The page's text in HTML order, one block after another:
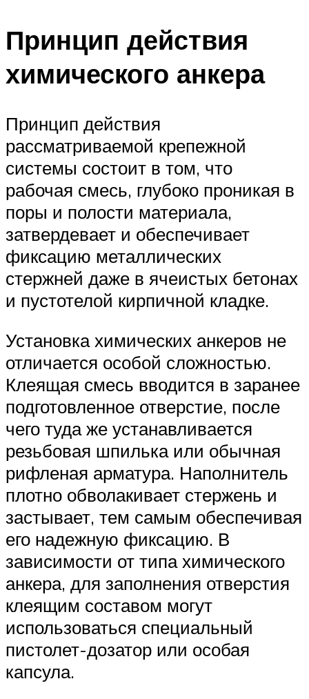
Принцип действия
химического анкера
Принцип действия
рассматриваемой крепежной
системы состоит в том, что
рабочая смесь, глубоко проникая в
поры и полости материала,
затвердевает и обеспечивает
фиксацию металлических
стержней даже в ячеистых бетонах
и пустотелой кирпичной кладке.
Установка химических анкеров не
отличается особой сложностью.
Клеящая смесь вводится в заранее
подготовленное отверстие, после
чего туда же устанавливается
резьбовая шпилька или обычная
рифленая арматура. Наполнитель
плотно обволакивает стержень и
застывает, тем самым обеспечивая
его надежную фиксацию. В
зависимости от типа химического
анкера, для заполнения отверстия
клеящим составом могут
использоваться специальный
пистолет-дозатор или особая
капсула.